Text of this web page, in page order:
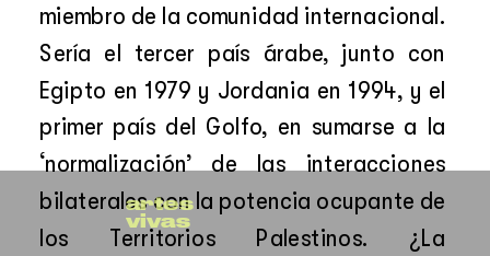
artes
vivas
miembro de la comunidad internacional.
Sería el tercer país árabe, junto con
Egipto en 1979 y Jordania en 1994, y el
primer país del Golfo, en sumarse a la
‘normalización’ de las interacciones
bilaterales con la potencia ocupante de
los Territorios Palestinos. ¿La